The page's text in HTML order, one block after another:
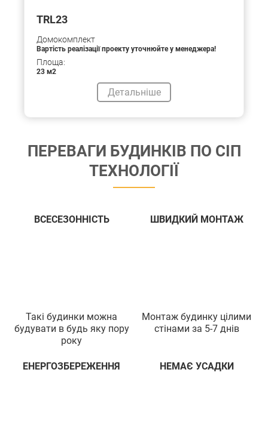
TRL23
Домокомплект
Вартість реалізації проекту уточнюйте у менеджера!
Площа:
23 м2
Детальніше
ПЕРЕВАГИ БУДИНКIВ ПО СIП
ТЕХНОЛОГIЇ
ВСЕСЕЗОННIСТЬ
Такi будинки можна
будувати в будь яку пору
року
ШВИДКИЙ МОНТАЖ
Монтаж будинку цiлими
стiнами за 5-7 днiв
ЕНЕРГОЗБЕРЕЖЕННЯ НЕМАЄ УСАДКИ